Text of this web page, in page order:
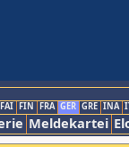
FAI FIN FRA GER GRE INA
Meldekartei